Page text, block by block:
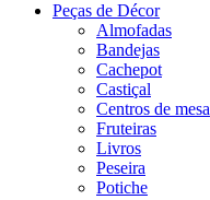
Peças de Décor
Almofadas
Bandejas
Cachepot
Castiçal
Centros de mesa
Fruteiras
Livros
Peseira
Potiche